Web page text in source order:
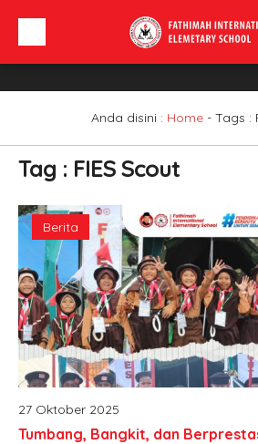
Profil Sekolah
Berita
Sarana
INFO SPMB
Anda disini : Home- Tags :
Tag : FIES Scout
Berita
27 Oktober 2025
Tumbang, Bangkit, dan